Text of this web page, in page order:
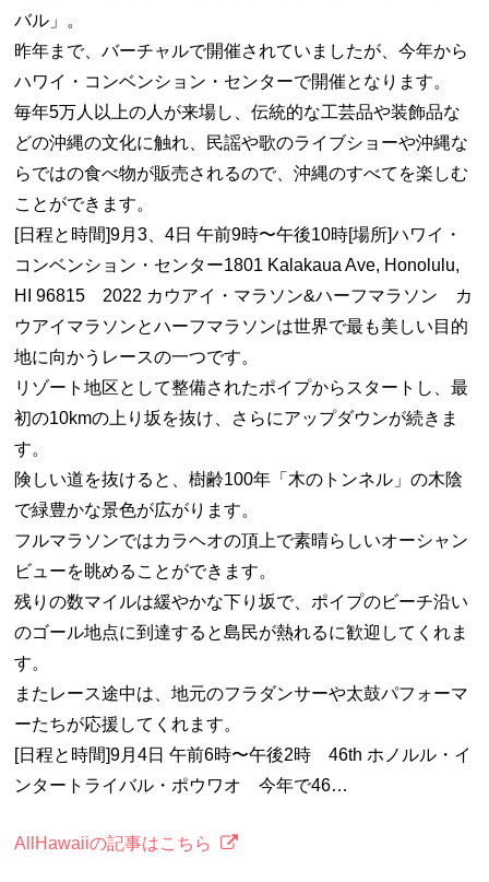
バル」。
昨年まで、バーチャルで開催されていましたが、今年から
ハワイ・コンベンション・センターで開催となります。
毎年5万人以上の人が来場し、伝統的な工芸品や装飾品な
どの沖縄の文化に触れ、民謡や歌のライブショーや沖縄な
らではの食べ物が販売されるので、沖縄のすべてを楽しむ
ことができます。
[日程と時間]9月3、4日 午前9時〜午後10時[場所]ハワイ・
コンベンション・センター1801 Kalakaua Ave, Honolulu,
HI 96815 2022 カウアイ・マラソン&ハーフマラソン カ
ウアイマラソンとハーフマラソンは世界で最も美しい目的
地に向かうレースの一つです。
リゾート地区として整備されたポイプからスタートし、最
初の10kmの上り坂を抜け、さらにアップダウンが続きま
す。
険しい道を抜けると、樹齢100年「木のトンネル」の木陰
で緑豊かな景色が広がります。
フルマラソンではカラヘオの頂上で素晴らしいオーシャン
ビューを眺めることができます。
残りの数マイルは緩やかな下り坂で、ポイプのビーチ沿い
のゴール地点に到達すると島民が熱れるに歓迎してくれま
す。
またレース途中は、地元のフラダンサーや太鼓パフォーマ
ーたちが応援してくれます。
[日程と時間]9月4日 午前6時〜午後2時 46th ホノルル・イ
ンタートライバル・ポウワオ 今年で46…
AllHawaiiの記事はこちら